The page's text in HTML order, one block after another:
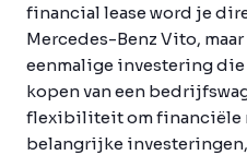
financial lease word je
Mercedes-Benz Vito,
eenmalige investering die
kopen van een
flexibiliteit om financiële
belangrijke